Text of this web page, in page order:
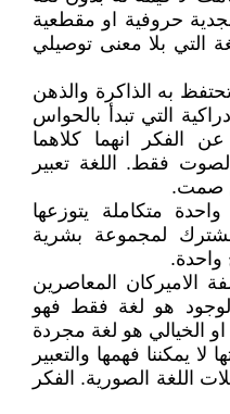
حروفية او مقطعية
التي بلا معنى توصيلي
به الذاكرة والذهن
التي تبدأ بالحواس
الفكر انهما كلاهما
فقط. اللغة تعبير
صمت.
متكاملة يتوزعها
لمجموعة بشرية
الاميركان المعاصرين
هو لغة فقط فهو
الخيالي هو لغة مجردة
لا يمكننا فهمها والتعبير
اللغة الصورية. الفكر